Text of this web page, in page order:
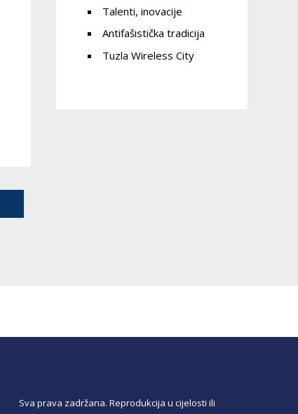
Talenti, inovacije
Antifašistička tradicija
Tuzla Wireless City
Sva prava zadržana. Reprodukcija u cijelosti ili